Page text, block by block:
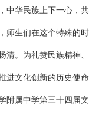
中华民族上下一心，共
师生们在这个特殊的时
清。为礼赞民族精神、
进文化创新的历史使命
附属中学第三十四届文